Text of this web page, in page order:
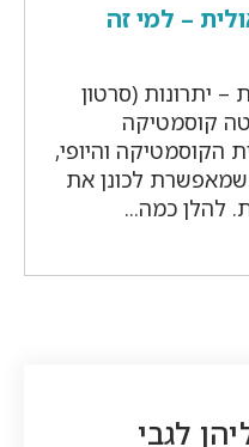
– למי זה
יתרונות (סרטון
קוסמטיקה
הקוסמטיקה והיופי,
שמאפשרת לכונן את
להלן כמה...
לגבי